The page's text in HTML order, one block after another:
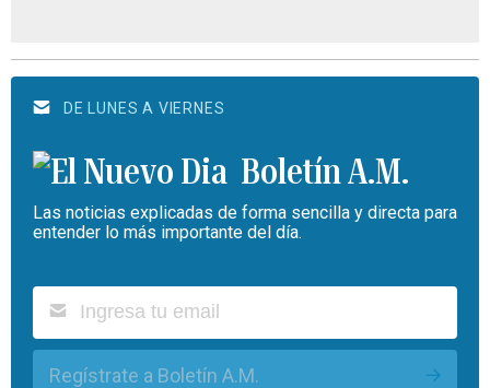
DE LUNES A VIERNES
Boletín A.M.
Las noticias explicadas de forma sencilla y directa para
entender lo más importante del día.
Regístrate a Boletín A.M.